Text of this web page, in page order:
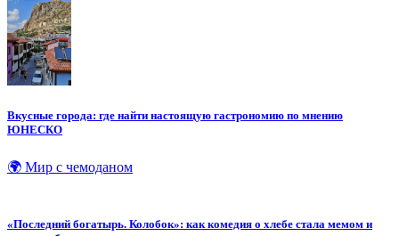
Вкусные города: где найти настоящую гастрономию по мнению
ЮНЕСКО
🌍 Мир с чемоданом
«Последний богатырь. Колобок»: как комедия о хлебе стала мемом и